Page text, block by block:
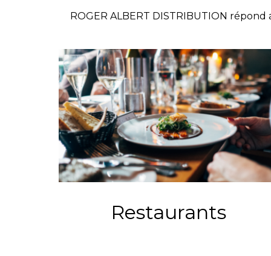
ROGER ALBERT DISTRIBUTION
Restaurants